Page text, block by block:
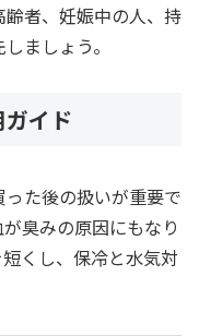
者、妊娠中の人、持
ましょう。
イド
た後の扱いが重要で
臭みの原因にもなり
くし、保冷と水気対